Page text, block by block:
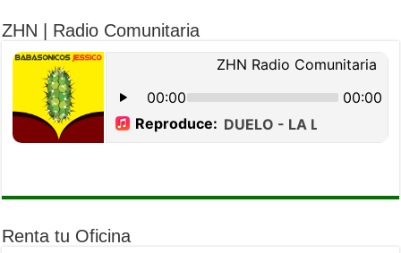
ZHN | Radio Comunitaria
Renta tu Oficina